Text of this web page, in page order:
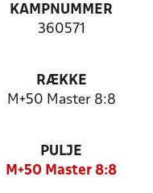
KAMPNUMMER
360571
RÆKKE
M+50 Master 8:8
PULJE
M+50 Master 8:8